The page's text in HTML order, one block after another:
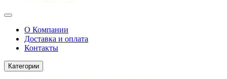
О Компании
Доставка и оплата
Контакты
Категории